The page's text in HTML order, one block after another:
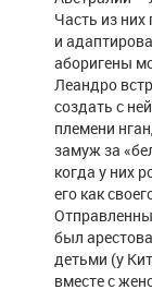
Часть из
и
аборигены
Леандро
создать с
племени
замуж за
когда у них
его как
был
детьми (у
вместе с